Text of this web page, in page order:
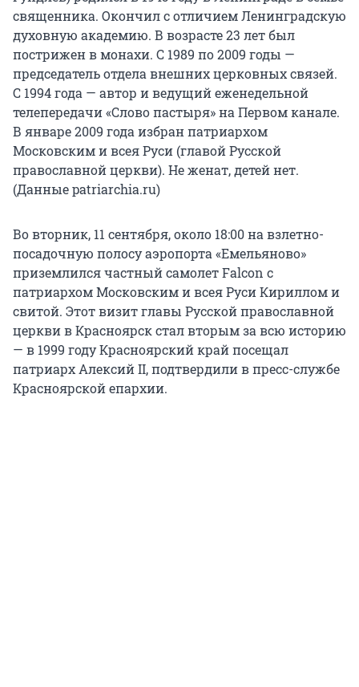
священника. Окончил с отличием Ленинградскую
духовную академию. В возрасте 23 лет был
пострижен в монахи. С 1989 по 2009 годы —
председатель отдела внешних церковных связей.
С 1994 года — автор и ведущий еженедельной
телепередачи «Слово пастыря» на Первом канале.
В январе 2009 года избран патриархом
Московским и всея Руси (главой Русской
православной церкви). Не женат, детей нет.
(Данные patriarchia.ru)
Во вторник, 11 сентября, около 18:00 на взлетно-
посадочную полосу аэропорта «Емельяново»
приземлился частный самолет Falcon с
патриархом Московским и всея Руси Кириллом и
свитой. Этот визит главы Русской православной
церкви в Красноярск стал вторым за всю историю
— в 1999 году Красноярский край посещал
патриарх Алексий II, подтвердили в пресс-службе
Красноярской епархии.